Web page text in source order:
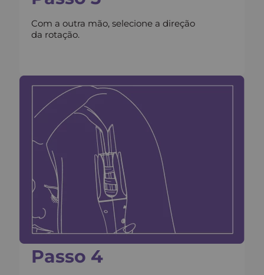
Com a outra mão, selecione a direção
da rotação.
Passo 4